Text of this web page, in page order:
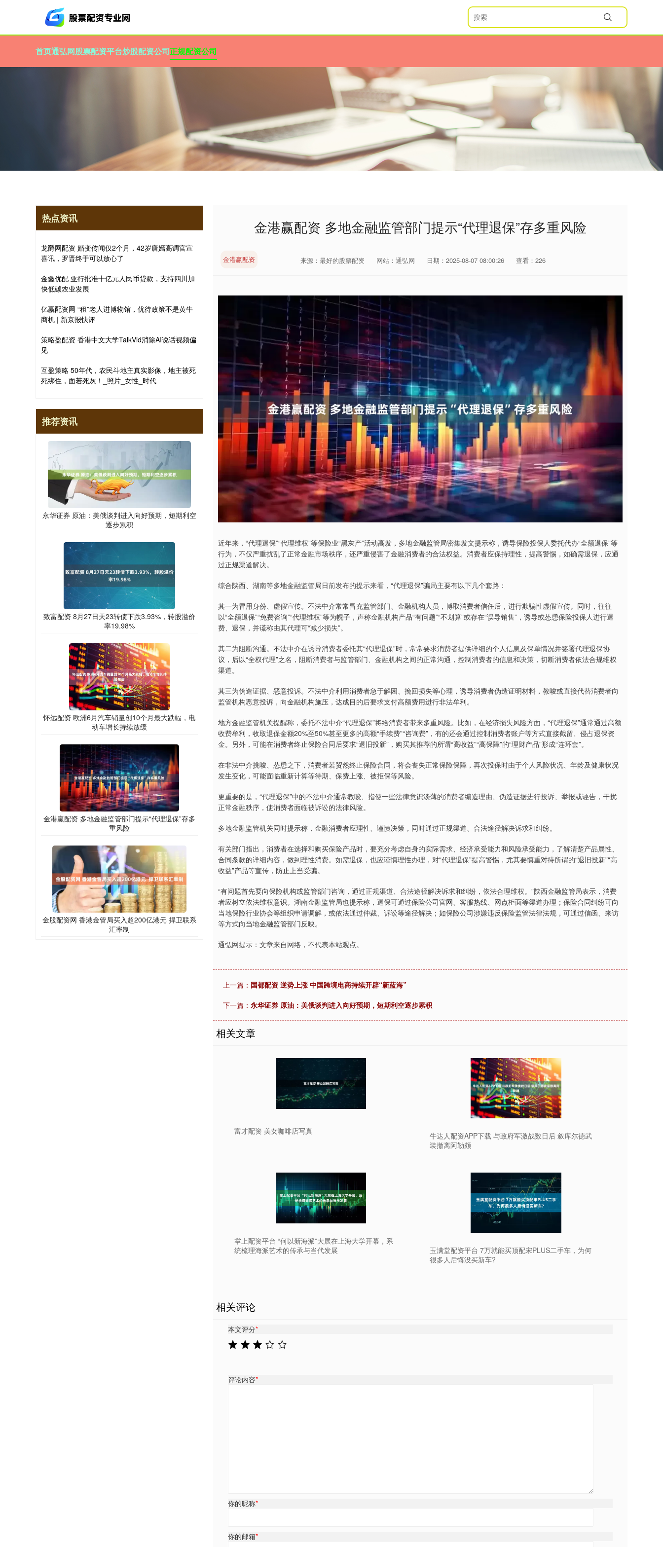
首页通弘网股票配资平台炒股配资公司正规配资公司
金港赢配资 多地金融监管部门提示“代理退保”存多重风险
金港赢配资 来源：最好的股票配资 网站：通弘网 日期：2025-08-07 08:00:26 查看：226
近年来，“代理退保”“代理维权”等保险业“黑灰产”活动高发，多地金融监管局密集发文提示称，诱导保险投保人委托代办“全额退保”等
行为，不仅严重扰乱了正常金融市场秩序，还严重侵害了金融消费者的合法权益。消费者应保持理性，提高警惕，如确需退保，应通
过正规渠道解决。
综合陕西、湖南等多地金融监管局日前发布的提示来看，“代理退保”骗局主要有以下几个套路：
其一为冒用身份、虚假宣传。不法中介常常冒充监管部门、金融机构人员，博取消费者信任后，进行欺骗性虚假宣传。同时，往往
以“全额退保”“免费咨询”“代理维权”等为幌子，声称金融机构产品“有问题”“不划算”或存在“误导销售”，诱导或怂恿保险投保人进行退
费、退保，并谎称由其代理可“减少损失”。
其二为阻断沟通。不法中介在诱导消费者委托其“代理退保”时，常常要求消费者提供详细的个人信息及保单情况并签署代理退保协
议，后以“全权代理”之名，阻断消费者与监管部门、金融机构之间的正常沟通，控制消费者的信息和决策，切断消费者依法合规维权
渠道。
其三为伪造证据、恶意投诉。不法中介利用消费者急于解困、挽回损失等心理，诱导消费者伪造证明材料，教唆或直接代替消费者向
监管机构恶意投诉，向金融机构施压，达成目的后要求支付高额费用进行非法牟利。
地方金融监管机关提醒称，委托不法中介“代理退保”将给消费者带来多重风险。比如，在经济损失风险方面，“代理退保”通常通过高额
收费牟利，收取退保金额20%至50%甚至更多的高额“手续费”“咨询费”，有的还会通过控制消费者账户等方式直接截留、侵占退保资
金。另外，可能在消费者终止保险合同后要求“退旧投新”，购买其推荐的所谓“高收益”“高保障”的“理财产品”形成“连环套”。
在非法中介挑唆、怂恿之下，消费者若贸然终止保险合同，将会丧失正常保险保障，再次投保时由于个人风险状况、年龄及健康状况
发生变化，可能面临重新计算等待期、保费上涨、被拒保等风险。
更重要的是，“代理退保”中的不法中介通常教唆、指使一些法律意识淡薄的消费者编造理由、伪造证据进行投诉、举报或诬告，干扰
正常金融秩序，使消费者面临被诉讼的法律风险。
多地金融监管机关同时提示称，金融消费者应理性、谨慎决策，同时通过正规渠道、合法途径解决诉求和纠纷。
有关部门指出，消费者在选择和购买保险产品时，要充分考虑自身的实际需求、经济承受能力和风险承受能力，了解清楚产品属性、
合同条款的详细内容，做到理性消费。如需退保，也应谨慎理性办理，对“代理退保”提高警惕，尤其要慎重对待所谓的“退旧投新”“高
收益”产品等宣传，防止上当受骗。
“有问题首先要向保险机构或监管部门咨询，通过正规渠道、合法途径解决诉求和纠纷，依法合理维权。”陕西金融监管局表示，消费
者应树立依法维权意识。湖南金融监管局也提示称，退保可通过保险公司官网、客服热线、网点柜面等渠道办理；保险合同纠纷可向
当地保险行业协会等组织申请调解，或依法通过仲裁、诉讼等途径解决；如保险公司涉嫌违反保险监管法律法规，可通过信函、来访
等方式向当地金融监管部门反映。
通弘网提示：文章来自网络，不代表本站观点。
上一篇： 国都配资 逆势上涨 中国跨境电商持续开辟“新蓝海”
下一篇： 永华证券 原油：美俄谈判进入向好预期，短期利空逐步累积
相关文章
富才配资 美女咖啡店写真
牛达人配资APP下载 与政府军激战数日后 叙库尔德武
装撤离阿勒颇
掌上配资平台 “何以新海派”大展在上海大学开幕，系
统梳理海派艺术的传承与当代发展
玉满堂配资平台 7万就能买顶配宋PLUS二手车，为何
很多人后悔没买新车?
相关评论
本文评分*
评论内容*
你的昵称*
你的邮箱*
热点资讯
龙爵网配资 婚变传闻仅2个月，42岁唐嫣高调官宣
喜讯，罗晋终于可以放心了
金鑫优配 亚行批准十亿元人民币贷款，支持四川加
快低碳农业发展
亿赢配资网 “租”老人进博物馆，优待政策不是黄牛
商机 | 新京报快评
策略盈配资 香港中文大学TalkVid消除AI说话视频偏
见
互盈策略 50年代，农民斗地主真实影像，地主被死
死绑住，面若死灰！_照片_女性_时代
推荐资讯
永华证券 原油：美俄谈判进入向好预期，短期利空
逐步累积
致富配资 8月27日天23转债下跌3.93%，转股溢价
率19.98%
怀远配资 欧洲6月汽车销量创10个月最大跌幅，电
动车增长持续放缓
金港赢配资 多地金融监管部门提示“代理退保”存多
重风险
金股配资网 香港金管局买入超200亿港元 捍卫联系
汇率制